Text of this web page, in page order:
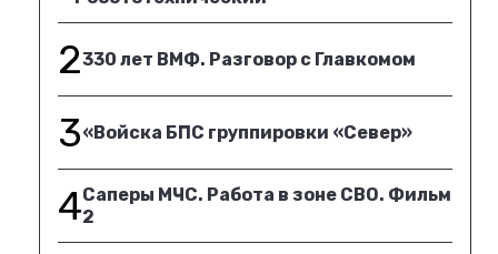
2330 лет ВМФ. Разговор с Главкомом
3«Войска БПС группировки «Север»
4Саперы МЧС. Работа в зоне СВО. Фильм
2